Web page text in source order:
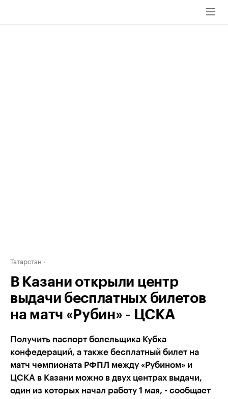
Татарстан
В Казани открыли центр
выдачи бесплатных билетов
на матч «Рубин» - ЦСКА
Получить паспорт болельщика Кубка
конфедераций, а также бесплатный билет на
матч чемпионата РФПЛ между «Рубином» и
ЦСКА в Казани можно в двух центрах выдачи,
один из которых начал работу 1 мая, - сообщает